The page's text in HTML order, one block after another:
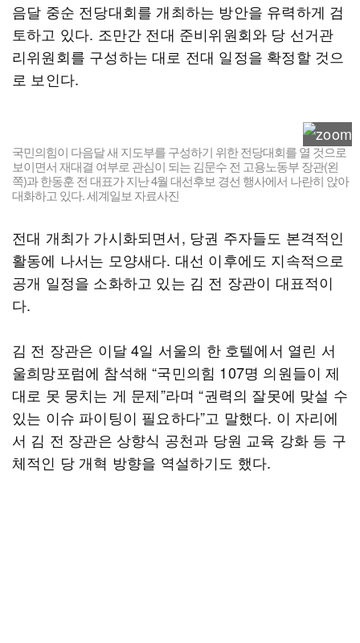
음달 중순 전당대회를 개최하는 방안을 유력하게 검
토하고 있다. 조만간 전대 준비위원회와 당 선거관
리위원회를 구성하는 대로 전대 일정을 확정할 것으
로 보인다.
국민의힘이 다음달 새 지도부를 구성하기 위한 전당대회를 열 것으로
보이면서 재대결 여부로 관심이 되는 김문수 전 고용노동부 장관(왼
쪽)과 한동훈 전 대표가 지난 4월 대선후보 경선 행사에서 나란히 앉아
대화하고 있다. 세계일보 자료사진
전대 개최가 가시화되면서, 당권 주자들도 본격적인
활동에 나서는 모양새다. 대선 이후에도 지속적으로
공개 일정을 소화하고 있는 김 전 장관이 대표적이
다.
김 전 장관은 이달 4일 서울의 한 호텔에서 열린 서
울희망포럼에 참석해 “국민의힘 107명 의원들이 제
대로 못 뭉치는 게 문제”라며 “권력의 잘못에 맞설 수
있는 이슈 파이팅이 필요하다”고 말했다. 이 자리에
서 김 전 장관은 상향식 공천과 당원 교육 강화 등 구
체적인 당 개혁 방향을 역설하기도 했다.